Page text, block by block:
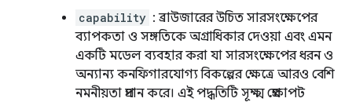
capability : ব্রাউজারের উচিত সারসংক্ষেপের
ব্যাপকতা ও সঙ্গতিকে অগ্রাধিকার দেওয়া এবং এমন
একটি মডেল ব্যবহার করা যা সারসংক্ষেপের ধরন ও
অন্যান্য কনফিগারযোগ্য বিকল্পের ক্ষেত্রে আরও বেশি
নমনীয়তা প্রদান করে। এই পদ্ধতিটি সূক্ষ্ম প্রেক্ষাপট